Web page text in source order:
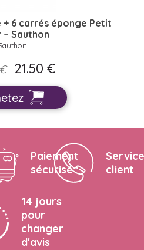
6 carrés éponge Petit
Sauthon
21.50 €
Paiement
sécurisé
client
14 jours
pour
changer
d'avis